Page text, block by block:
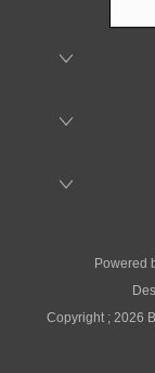
Powered
Copyright ; 2026